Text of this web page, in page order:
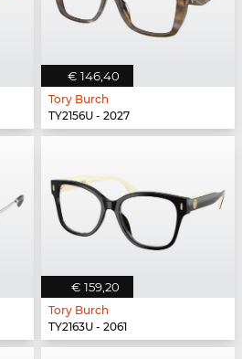
€ 146,40
Tory Burch
TY2156U - 2027
€ 159,20
Tory Burch
TY2163U - 2061